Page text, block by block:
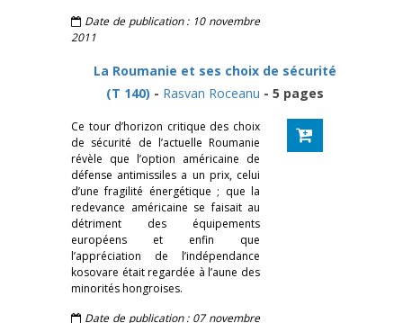
Date de publication : 10 novembre
2011
La Roumanie et ses choix de sécurité
(T 140) - Rasvan Roceanu - 5 pages
Ce tour d’horizon critique des choix
de sécurité de l’actuelle Roumanie
révèle que l’option américaine de
défense antimissiles a un prix, celui
d’une fragilité énergétique ; que la
redevance américaine se faisait au
détriment des équipements
européens et enfin que
l’appréciation de l’indépendance
kosovare était regardée à l’aune des
minorités hongroises.
Date de publication : 07 novembre